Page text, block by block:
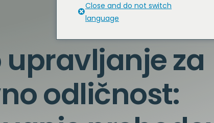
za
odličnost:
Close and do not switch
language